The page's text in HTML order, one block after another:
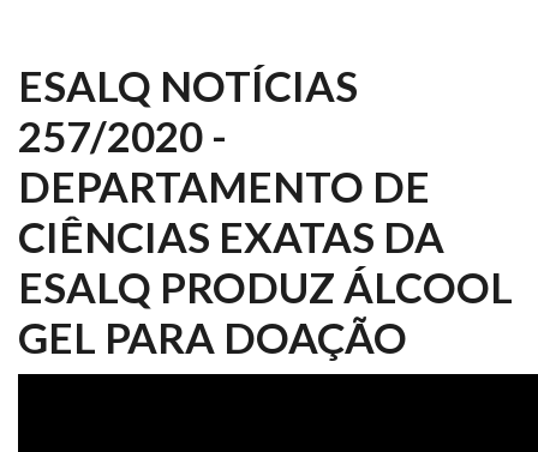
ESALQ NOTÍCIAS
257/2020 -
DEPARTAMENTO DE
CIÊNCIAS EXATAS DA
ESALQ PRODUZ ÁLCOOL
GEL PARA DOAÇÃO